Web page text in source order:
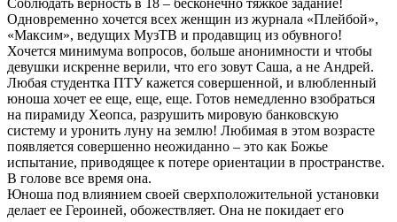
Одновременно хочется всех женщин из журнала «Плейбой»,
«Максим», ведущих МузТВ и продавщиц из обувного!
Хочется минимума вопросов, больше анонимности и чтобы
девушки искренне верили, что его зовут Саша, а не Андрей.
Любая студентка ПТУ кажется совершенной, и влюбленный
юноша хочет ее еще, еще, еще. Готов немедленно взобраться
на пирамиду Хеопса, разрушить мировую банковскую
систему и уронить луну на землю! Любимая в этом возрасте
появляется совершенно неожиданно – это как Божье
испытание, приводящее к потере ориентации в пространстве.
В голове все время она.
Юноша под влиянием своей сверхположительной установки
делает ее Героиней, обожествляет. Она не покидает его